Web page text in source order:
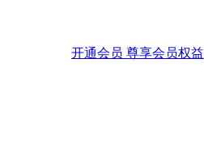
开通会员 尊享会员权益